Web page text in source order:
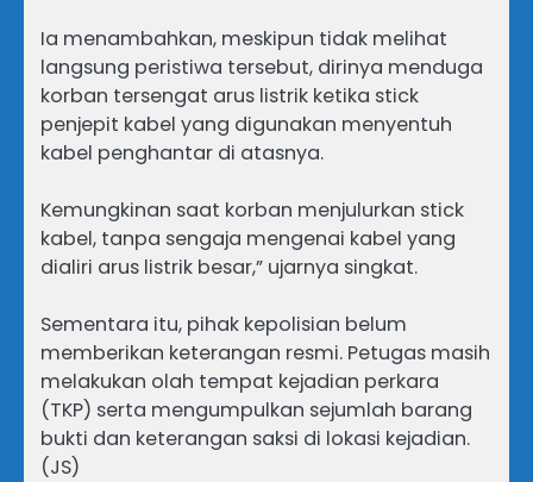
Ia menambahkan, meskipun tidak melihat
langsung peristiwa tersebut, dirinya menduga
korban tersengat arus listrik ketika stick
penjepit kabel yang digunakan menyentuh
kabel penghantar di atasnya.
Kemungkinan saat korban menjulurkan stick
kabel, tanpa sengaja mengenai kabel yang
dialiri arus listrik besar,” ujarnya singkat.
Sementara itu, pihak kepolisian belum
memberikan keterangan resmi. Petugas masih
melakukan olah tempat kejadian perkara
(TKP) serta mengumpulkan sejumlah barang
bukti dan keterangan saksi di lokasi kejadian.
(JS)